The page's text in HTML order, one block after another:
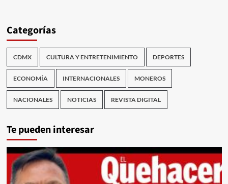
Categorías
CDMX CULTURA Y ENTRETENIMIENTO DEPORTES
ECONOMÍA INTERNACIONALES MONEROS
NACIONALES NOTICIAS REVISTA DIGITAL
Te pueden interesar